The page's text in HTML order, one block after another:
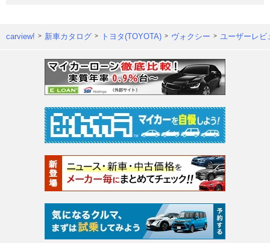
carview! 新車カタログ トヨタ(TOYOTA) ヴォクシー ユーザーレビ